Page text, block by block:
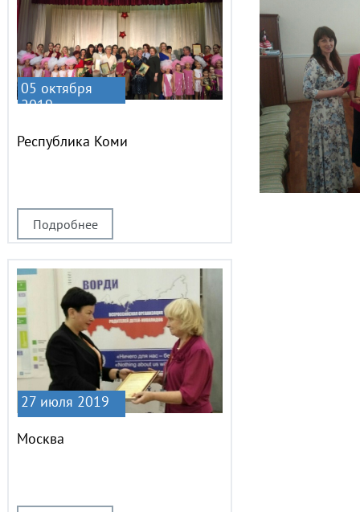
Подробнее
Республика Коми
05 октября
2019
Москва
27 июля 2019